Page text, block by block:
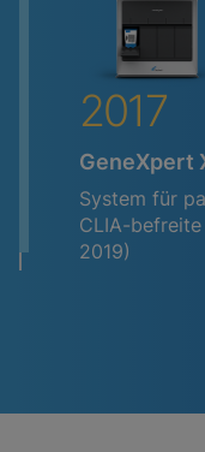
2017
GeneXpert
System für
CLIA-
2019)